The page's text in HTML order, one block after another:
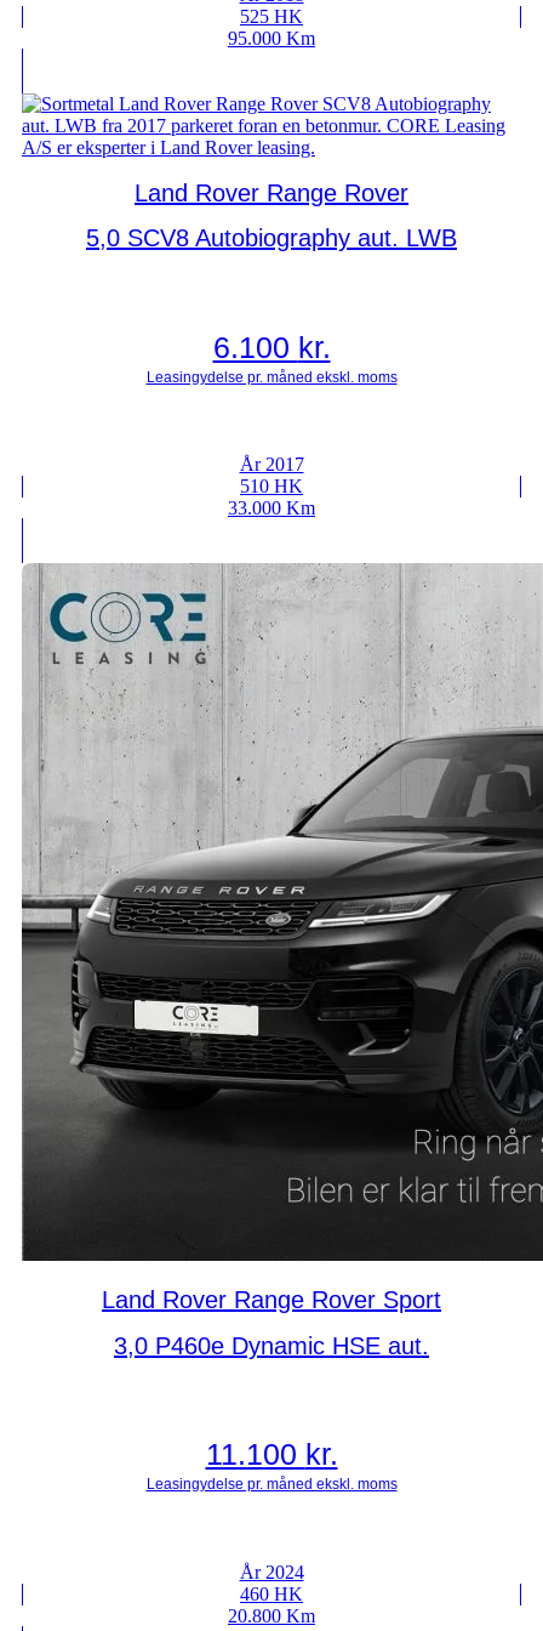
525 HK
95.000 Km
Land Rover Range Rover
5,0 SCV8 Autobiography aut. LWB
6.100 kr.
År 2017
510 HK
33.000 Km
Land Rover Range Rover Sport
3,0 P460e Dynamic HSE aut.
11.100 kr.
År 2024
460 HK
20.800 Km